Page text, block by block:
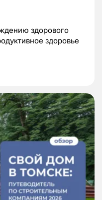
здорового
здоровье